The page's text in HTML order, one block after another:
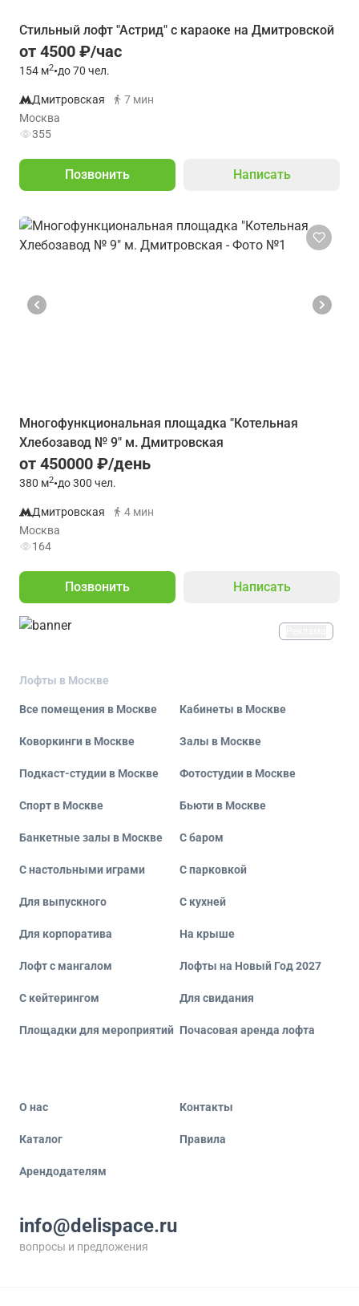
Стильный лофт "Астрид" с караоке на Дмитровской
от 4500 ₽/час
154 м2•до 70 чел.
Дмитровская
7 мин
Москва
355
Позвонить Написать
Многофункциональная площадка "Котельная
Хлебозавод № 9" м. Дмитровская
от 450000 ₽/день
380 м2•до 300 чел.
Дмитровская
4 мин
Москва
164
Позвонить Написать
Лофты в Москве
Все помещения в Москве Кабинеты в Москве
Коворкинги в Москве Залы в Москве
Подкаст-студии в Москве Фотостудии в Москве
Спорт в Москве Бьюти в Москве
Банкетные залы в Москве С баром
С настольными играми С парковкой
Для выпускного С кухней
Для корпоратива На крыше
Лофт с мангалом Лофты на Новый Год 2027
С кейтерингом Для свидания
Площадки для мероприятий Почасовая аренда лофта
О нас Контакты
Каталог Правила
Арендодателям
info@delispace.ru
вопросы и предложения